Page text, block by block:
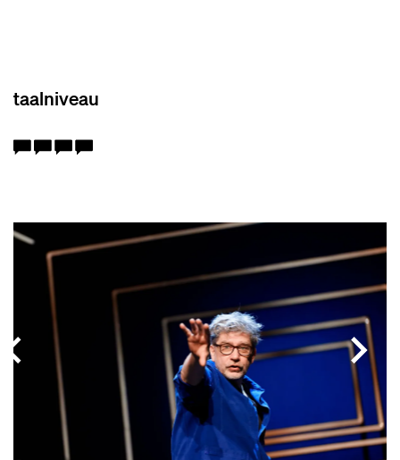
taalniveau
Overslaan